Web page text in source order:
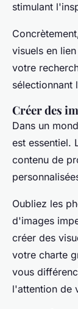
stimulant
visuels en
votre
sélectionnant
Créer des
Dans un
est essentiel.
contenu de
Oubliez les
d'images
créer des
votre charte
vous
l'attention de